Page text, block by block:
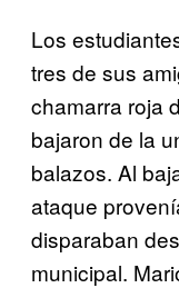
Los
tres de sus
chamarra roja
bajaron de la
balazos. Al
ataque
disparaban
municipal.